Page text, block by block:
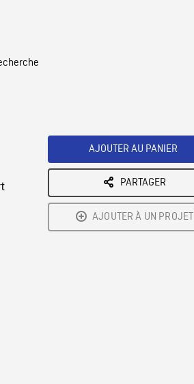
AJOUTER AU PANIER
PARTAGER
AJOUTER À UN PROJET